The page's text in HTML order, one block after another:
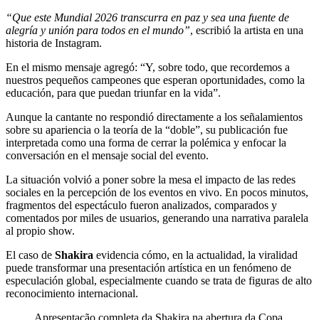
“Que este Mundial 2026 transcurra en paz y sea una fuente de
alegría y unión para todos en el mundo”, escribió la artista en una
historia de Instagram.
En el mismo mensaje agregó: “Y, sobre todo, que recordemos a
nuestros pequeños campeones que esperan oportunidades, como la
educación, para que puedan triunfar en la vida”.
Aunque la cantante no respondió directamente a los señalamientos
sobre su apariencia o la teoría de la “doble”, su publicación fue
interpretada como una forma de cerrar la polémica y enfocar la
conversación en el mensaje social del evento.
La situación volvió a poner sobre la mesa el impacto de las redes
sociales en la percepción de los eventos en vivo. En pocos minutos,
fragmentos del espectáculo fueron analizados, comparados y
comentados por miles de usuarios, generando una narrativa paralela
al propio show.
El caso de Shakira evidencia cómo, en la actualidad, la viralidad
puede transformar una presentación artística en un fenómeno de
especulación global, especialmente cuando se trata de figuras de alto
reconocimiento internacional.
Apresentação completa da Shakira na abertura da Copa